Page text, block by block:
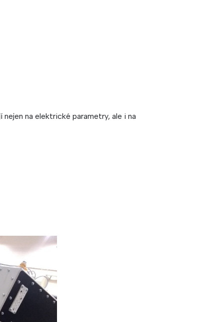
na elektrické parametry, ale i na